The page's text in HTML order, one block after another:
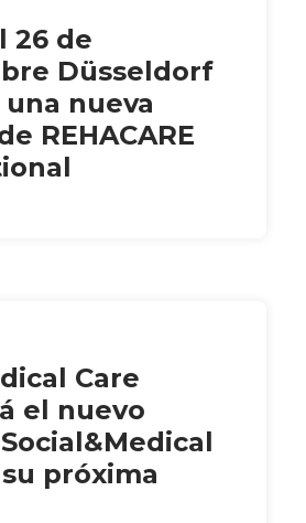
26 de
Düsseldorf
nueva
REHACARE
Care
el nuevo
próxima